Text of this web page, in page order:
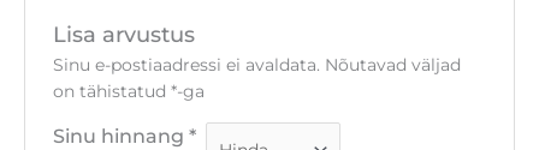
Lisa arvustus
Sinu e-postiaadressi ei avaldata. Nõutavad väljad
on tähistatud *-ga
Sinu hinnang *